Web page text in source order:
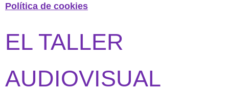
Política de cookies
EL TALLER
AUDIOVISUAL